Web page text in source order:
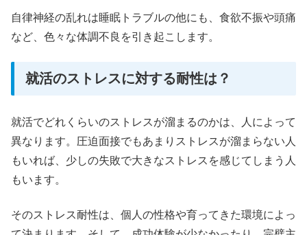
自律神経の乱れは睡眠トラブルの他にも、食欲不振や頭痛
など、色々な体調不良を引き起こします。
就活のストレスに対する耐性は？
就活でどれくらいのストレスが溜まるのかは、人によって
異なります。圧迫面接でもあまりストレスが溜まらない人
もいれば、少しの失敗で大きなストレスを感じてしまう人
もいます。
そのストレス耐性は、個人の性格や育ってきた環境によっ